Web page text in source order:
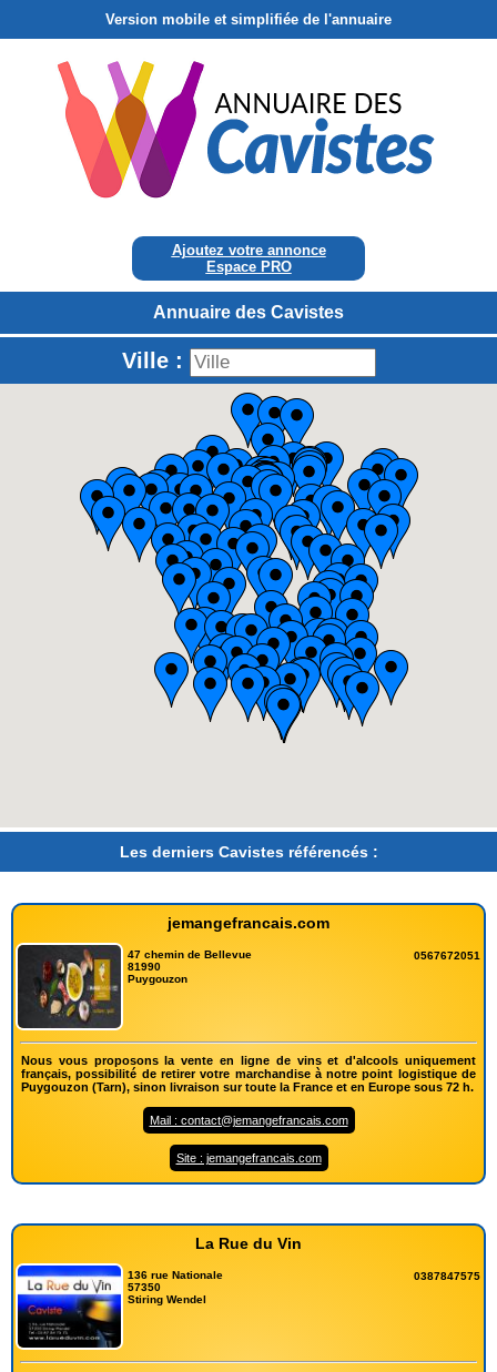
Version mobile et simplifiée de l'annuaire
Ajoutez votre annonce
Espace PRO
Annuaire des Cavistes
Ville :
Les derniers Cavistes référencés :
jemangefrancais.com
47 chemin de Bellevue
81990
Puygouzon
0567672051
Nous vous proposons la vente en ligne de vins et d'alcools uniquement
français, possibilité de retirer votre marchandise à notre point logistique de
Puygouzon (Tarn), sinon livraison sur toute la France et en Europe sous 72 h.
Mail : contact@jemangefrancais.com
Site : jemangefrancais.com
La Rue du Vin
136 rue Nationale
57350
Stiring Wendel
0387847575